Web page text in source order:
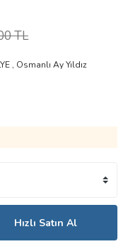
TL
, Osmanlı Ay Yıldız
Hızlı Satın Al